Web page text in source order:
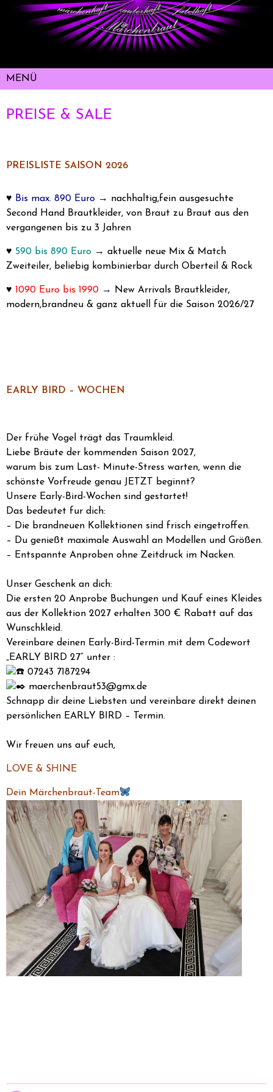
PREISE & SALE
PREISLISTE SAISON 2026
♥ Bis max. 890 Euro → nachhaltig,fein ausgesuchte
Second Hand Brautkleider, von Braut zu Braut aus den
vergangenen bis zu 3 Jahren
♥ 590 bis 890 Euro → aktuelle neue Mix & Match
Zweiteiler, beliebig kombinierbar durch Oberteil & Rock
♥ 1090 Euro bis 1990 → New Arrivals Brautkleider,
modern,brandneu & ganz aktuell für die Saison 2026/27
EARLY BIRD – WOCHEN
Der frühe Vogel trägt das Traumkleid.
Liebe Bräute der kommenden Saison 2027,
warum bis zum Last- Minute-Stress warten, wenn die
schönste Vorfreude genau JETZT beginnt?
Unsere Early-Bird-Wochen sind gestartet!
Das bedeutet fur dich:
– Die brandneuen Kollektionen sind frisch eingetroffen.
– Du genießt maximale Auswahl an Modellen und Größen.
– Entspannte Anproben ohne Zeitdruck im Nacken.
Unser Geschenk an dich:
Die ersten 20 Anprobe Buchungen und Kauf eines Kleides
aus der Kollektion 2027 erhalten 300 € Rabatt auf das
Wunschkleid.
Vereinbare deinen Early-Bird-Termin mit dem Codewort
„EARLY BIRD 27“ unter :
07243 7187294
maerchenbraut53@gmx.de
Schnapp dir deine Liebsten und vereinbare direkt deinen
persönlichen EARLY BIRD – Termin.
Wir freuen uns auf euch,
LOVE & SHINE
Dein Märchenbraut-Team